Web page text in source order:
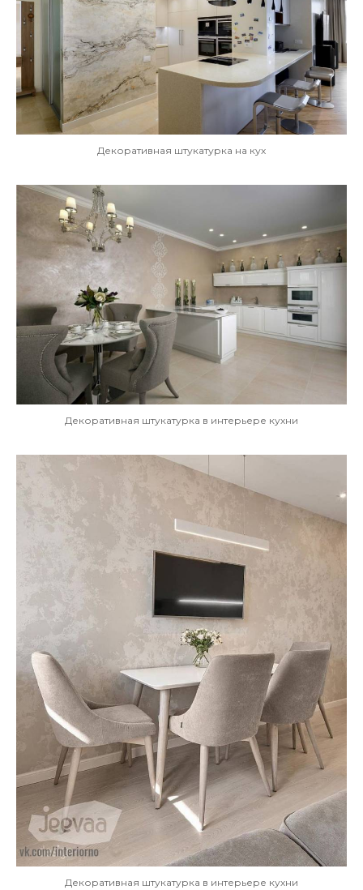
Декоративная штукатурка на кух
Декоративная штукатурка в интерьере кухни
Декоративная штукатурка в интерьере кухни